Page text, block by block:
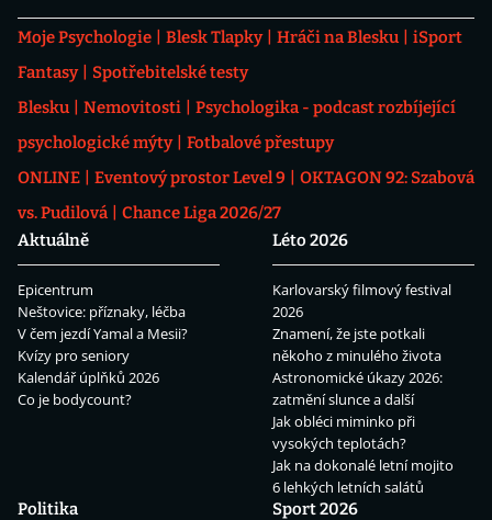
Moje Psychologie Blesk Tlapky Hráči na Blesku
iSport
Fantasy
Spotřebitelské testy
Blesku
Nemovitosti
Psychologika - podcast rozbíjející
psychologické mýty
Fotbalové přestupy
ONLINE
Eventový prostor Level 9
OKTAGON 92: Szabová
vs. Pudilová
Chance Liga 2026/27
Aktuálně
Epicentrum
Neštovice: příznaky, léčba
V čem jezdí Yamal a Mesii?
Kvízy pro seniory
Kalendář úplňků 2026
Co je bodycount?
Léto 2026
Karlovarský filmový festival
2026
Znamení, že jste potkali
někoho z minulého života
Astronomické úkazy 2026:
zatmění slunce a další
Jak obléci miminko při
vysokých teplotách?
Jak na dokonalé letní mojito
6 lehkých letních salátů
Politika
Sport 2026